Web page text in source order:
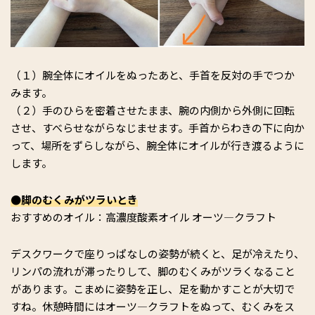
（１）腕全体にオイルをぬったあと、手首を反対の手でつか
みます。
（２）手のひらを密着させたまま、腕の内側から外側に回転
させ、すべらせながらなじませます。手首からわきの下に向か
って、場所をずらしながら、腕全体にオイルが行き渡るように
します。
●脚のむくみがツラいとき
おすすめのオイル：高濃度酸素オイル オーツ―クラフト
デスクワークで座りっぱなしの姿勢が続くと、足が冷えたり、
リンパの流れが滞ったりして、脚のむくみがツラくなること
があります。こまめに姿勢を正し、足を動かすことが大切で
すね。休憩時間にはオーツ―クラフトをぬって、むくみをス